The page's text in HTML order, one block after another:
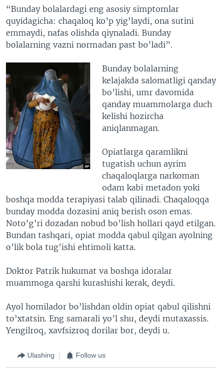
“Bunday bolalardagi eng asosiy simptomlar
quyidagicha: chaqaloq ko’p yig’laydi, ona sutini
emmaydi, nafas olishda qiynaladi. Bunday
bolalarning vazni normadan past bo’ladi”.
Bunday bolalarning
kelajakda salomatligi qanday
bo’lishi, umr davomida
qanday muammolarga duch
kelishi hozircha
aniqlanmagan.
Opiatlarga qaramlikni
tugatish uchun ayrim
chaqaloqlarga narkoman
odam kabi metadon yoki
boshqa modda terapiyasi talab qilinadi. Chaqaloqqa
bunday modda dozasini aniq berish oson emas.
Noto’g’ri dozadan nobud bo’lish hollari qayd etilgan.
Bundan tashqari, opiat modda qabul qilgan ayolning
o’lik bola tug’ishi ehtimoli katta.
Doktor Patrik hukumat va boshqa idoralar
muammoga qarshi kurashishi kerak, deydi.
Ayol homilador bo’lishdan oldin opiat qabul qilishni
to’xtatsin. Eng samarali yo’l shu, deydi mutaxassis.
Yengilroq, xavfsizroq dorilar bor, deydi u.
Ulashing Follow us